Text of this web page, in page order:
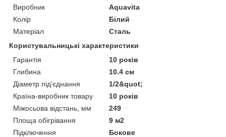
Виробник
Aquavita
Колір
Білий
Матеріал
Сталь
Користувальницькі характеристики
Гарантія
10 років
Глибина
10.4 см
Діаметр під'єднання
1/2&quot;
Країна-виробник товару
10 років
Міжосьова відстань, мм
249
Площа обігрівання
9 м2
Підключення
Бокове